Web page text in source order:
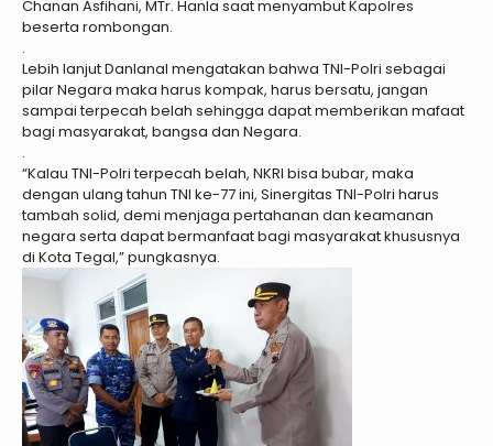
Chanan Asfihani, MTr. Hanla saat menyambut Kapolres
beserta rombongan.
.
Lebih lanjut Danlanal mengatakan bahwa TNI-Polri sebagai
pilar Negara maka harus kompak, harus bersatu, jangan
sampai terpecah belah sehingga dapat memberikan mafaat
bagi masyarakat, bangsa dan Negara.
.
“Kalau TNI-Polri terpecah belah, NKRI bisa bubar, maka
dengan ulang tahun TNI ke-77 ini, Sinergitas TNI-Polri harus
tambah solid, demi menjaga pertahanan dan keamanan
negara serta dapat bermanfaat bagi masyarakat khususnya
di Kota Tegal,” pungkasnya.